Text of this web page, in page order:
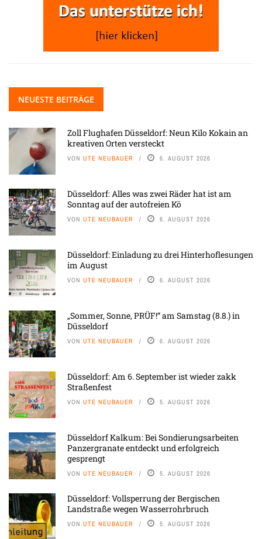
NEUESTE BEITRÄGE
Zoll Flughafen Düsseldorf: Neun Kilo Kokain an
kreativen Orten versteckt
VON UTE NEUBAUER 6. AUGUST 2026
Düsseldorf: Alles was zwei Räder hat ist am
Sonntag auf der autofreien Kö
VON UTE NEUBAUER 6. AUGUST 2026
Düsseldorf: Einladung zu drei Hinterhoflesungen
im August
VON UTE NEUBAUER 6. AUGUST 2026
„Sommer, Sonne, PRÜF!“ am Samstag (8.8.) in
Düsseldorf
VON UTE NEUBAUER 6. AUGUST 2026
Düsseldorf: Am 6. September ist wieder zakk
Straßenfest
VON UTE NEUBAUER 5. AUGUST 2026
Düsseldorf Kalkum: Bei Sondierungsarbeiten
Panzergranate entdeckt und erfolgreich
gesprengt
VON UTE NEUBAUER 5. AUGUST 2026
Düsseldorf: Vollsperrung der Bergischen
Landstraße wegen Wasserrohrbruch
VON UTE NEUBAUER 5. AUGUST 2026